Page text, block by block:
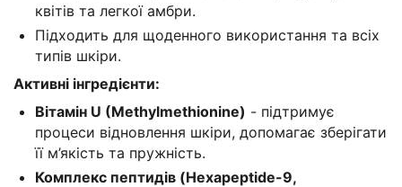
квітів та легкої амбри.
Підходить для щоденного використання та всіх
типів шкіри.
Активні інгредієнти:
Вітамін U (Methylmethionine) - підтримує
процеси відновлення шкіри, допомагає зберігати
її м’якість та пружність.
Комплекс пептидів (Hexapeptide-9,